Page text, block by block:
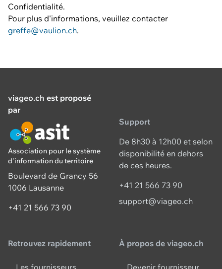
Confidentialité.
Pour plus d'informations, veuillez contacter
greffe@vaulion.ch.
viageo.ch est proposé
par
Association pour le système
d'information du territoire
Boulevard de Grancy 56
1006 Lausanne
+41 21 566 73 90
Support
De 8h30 à 12h00 et selon
disponibilité en dehors
de ces heures.
+41 21 566 73 90
support@viageo.ch
Retrouvez rapidement À propos de viageo.ch